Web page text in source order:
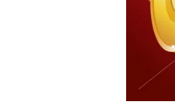
21
¿Cuánto cuesta